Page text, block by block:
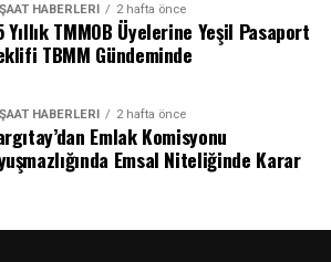
HABERLERI 2 hafta önce
Yıllık TMMOB Üyelerine Yeşil Pasaport
TBMM Gündeminde
HABERLERI 2 hafta önce
Emlak Komisyonu
Emsal Niteliğinde Karar